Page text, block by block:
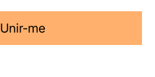
Unir-me